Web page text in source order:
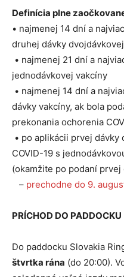
Definícia plne
• najmenej 14 dní a
druhej dávky
• najmenej 21 dní a
jednodávkovej vakcíny
• najmenej 14 dní a
dávky vakcíny, ak bola
prekonania ochorenia
• po aplikácii prvej
COVID-19 s
(okamžite po podaní prvej
– prechodne do 9.
PRÍCHOD DO PADDOCKU
Do paddocku Slovakia
štvrtka rána (do 20:00).